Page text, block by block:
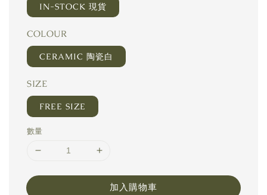
IN-STOCK 現貨
COLOUR
CERAMIC 陶瓷白
SIZE
FREE SIZE
數量
加入購物車